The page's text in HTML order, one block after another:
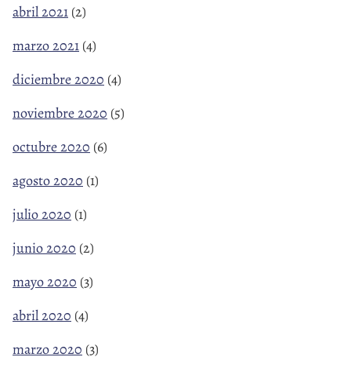
abril 2021 (2)
marzo 2021 (4)
diciembre 2020 (4)
noviembre 2020 (5)
octubre 2020 (6)
agosto 2020 (1)
julio 2020 (1)
junio 2020 (2)
mayo 2020 (3)
abril 2020 (4)
marzo 2020 (3)